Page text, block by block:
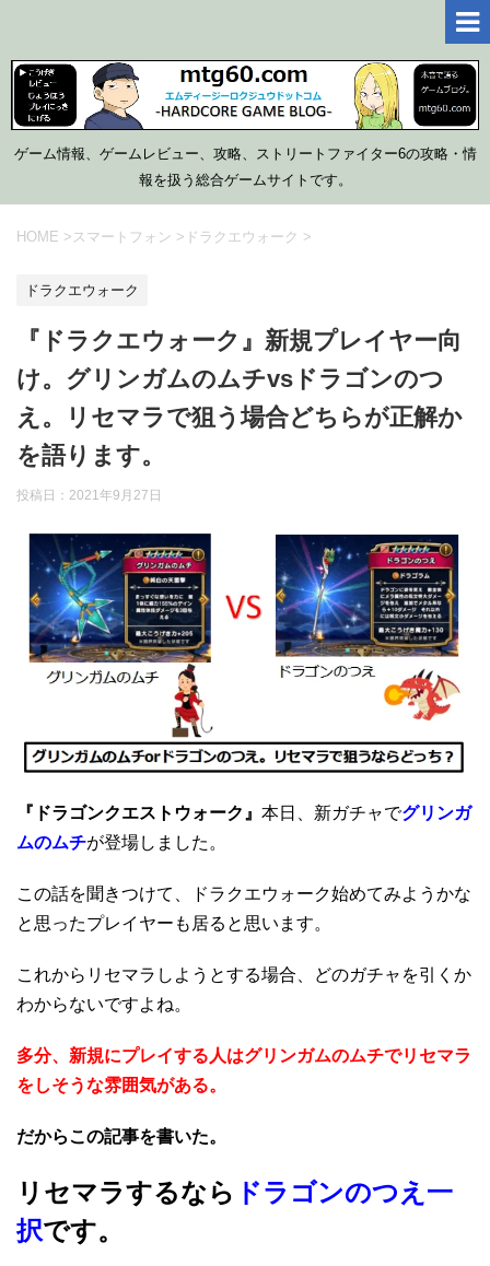
ゲーム情報、ゲームレビュー、攻略、ストリートファイター6の攻略・情
報を扱う総合ゲームサイトです。
HOME > スマートフォン > ドラクエウォーク >
ドラクエウォーク
『ドラクエウォーク』新規プレイヤー向
け。グリンガムのムチvsドラゴンのつ
え。リセマラで狙う場合どちらが正解か
を語ります。
投稿日： 2021年9月27日
『ドラゴンクエストウォーク』 本日、新ガチャでグリンガ
ムのムチが登場しました。
この話を聞きつけて、ドラクエウォーク始めてみようかな
と思ったプレイヤーも居ると思います。
これからリセマラしようとする場合、どのガチャを引くか
わからないですよね。
多分、新規にプレイする人はグリンガムのムチでリセマラ
をしそうな雰囲気がある。
だからこの記事を書いた。
リセマラするなら ドラゴンのつえ一
択です。